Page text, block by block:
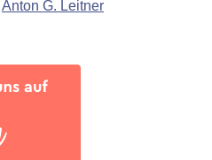
Anton G. Leitner